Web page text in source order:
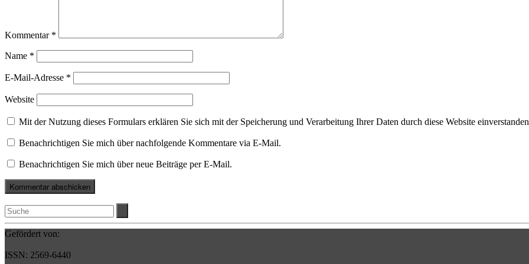
Kommentar *
Name *
E-Mail-Adresse *
Website
Mit der Nutzung dieses Formulars erklären Sie sich mit der Speicherung und Verarbeitung Ihrer Daten durch diese Website
Benachrichtigen Sie mich über nachfolgende Kommentare via E-Mail.
Benachrichtigen Sie mich über neue Beiträge per E-Mail.
Gefördert von:
ISSN: 2569-6440